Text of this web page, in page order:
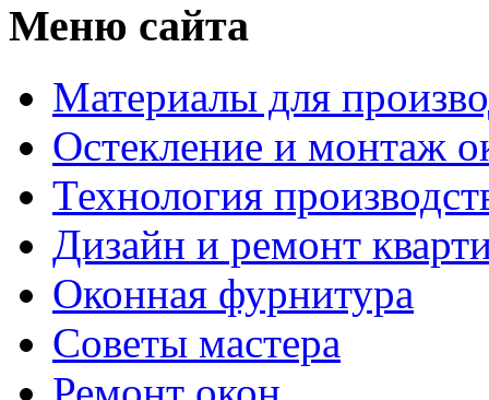
Меню сайта
Материалы для
Остекление и монтаж
Технология
Дизайн и ремонт
Оконная фурнитура
Советы мастера